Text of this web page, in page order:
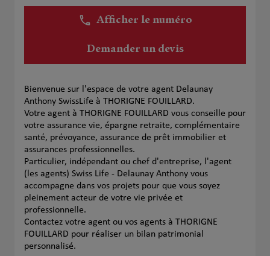
Afficher le numéro
Demander un devis
Bienvenue sur l'espace de votre agent Delaunay
Anthony SwissLife à THORIGNE FOUILLARD.
Votre agent à THORIGNE FOUILLARD vous conseille pour
votre assurance vie, épargne retraite, complémentaire
santé, prévoyance, assurance de prêt immobilier et
assurances professionnelles.
Particulier, indépendant ou chef d'entreprise, l'agent
(les agents) Swiss Life - Delaunay Anthony vous
accompagne dans vos projets pour que vous soyez
pleinement acteur de votre vie privée et
professionnelle.
Contactez votre agent ou vos agents à THORIGNE
FOUILLARD pour réaliser un bilan patrimonial
personnalisé.